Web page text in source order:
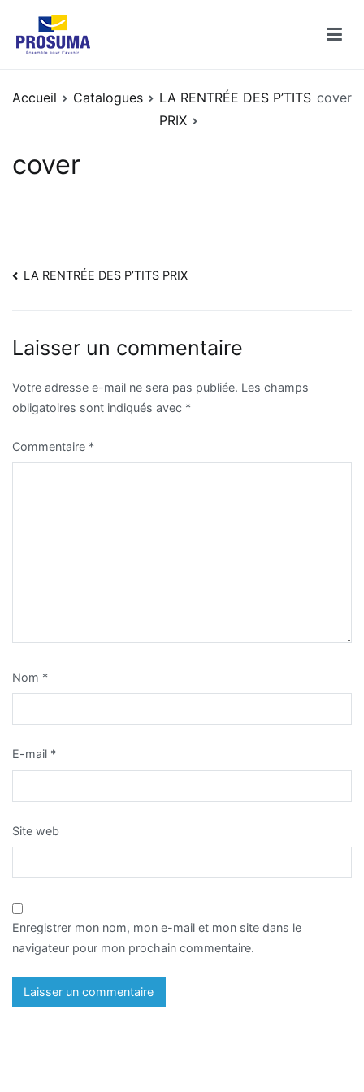
contenu
Accueil Catalogues
LA RENTRÉE DES P’TITS
PRIX
cover
cover
Navigation
l’article
LA RENTRÉE DES P’TITS PRIX
Laisser un commentaire
Votre adresse e-mail ne sera pas publiée. Les champs
obligatoires sont indiqués avec *
Commentaire *
Nom *
E-mail *
Site web
Enregistrer mon nom, mon e-mail et mon site dans le
navigateur pour mon prochain commentaire.